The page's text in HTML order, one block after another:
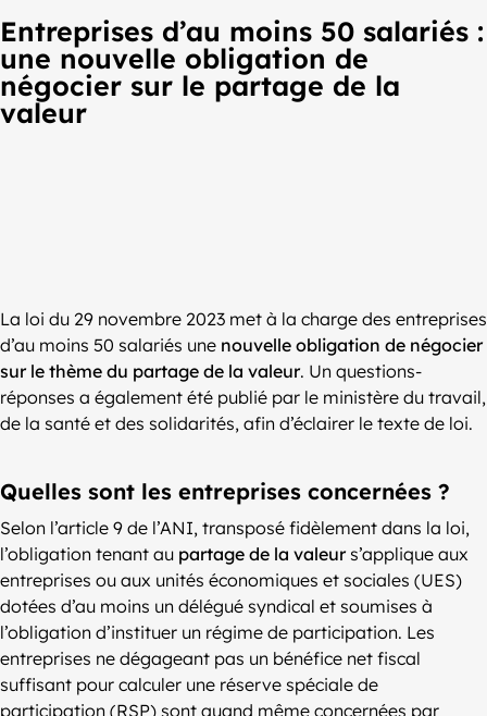
Entreprises d’au moins 50 salariés :
une nouvelle obligation de
négocier sur le partage de la
valeur
La loi du 29 novembre 2023 met à la charge des entreprises
d’au moins 50 salariés une nouvelle obligation de négocier
sur le thème du partage de la valeur. Un questions-
réponses a également été publié par le ministère du travail,
de la santé et des solidarités, afin d’éclairer le texte de loi.
Quelles sont les entreprises concernées ?
Selon l’article 9 de l’ANI, transposé fidèlement dans la loi,
l’obligation tenant au partage de la valeurs’applique aux
entreprises ou aux unités économiques et sociales (UES)
dotées d’au moins un délégué syndical et soumises à
l’obligation d’instituer un régime de participation. Les
entreprises ne dégageant pas un bénéfice net fiscal
suffisant pour calculer une réserve spéciale de
participation (RSP) sont quand même concernées par